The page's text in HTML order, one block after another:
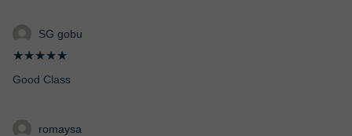
SG gobu
★★★★★
Good Class
romaysa